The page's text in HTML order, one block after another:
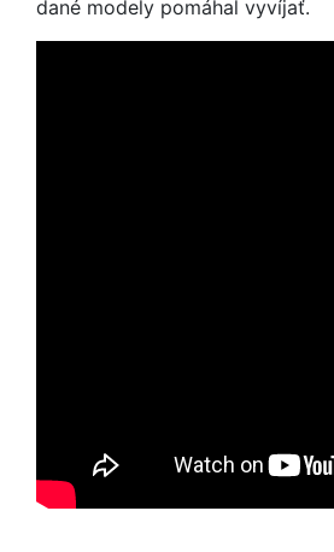
dané modely pomáhal vyvíjať.